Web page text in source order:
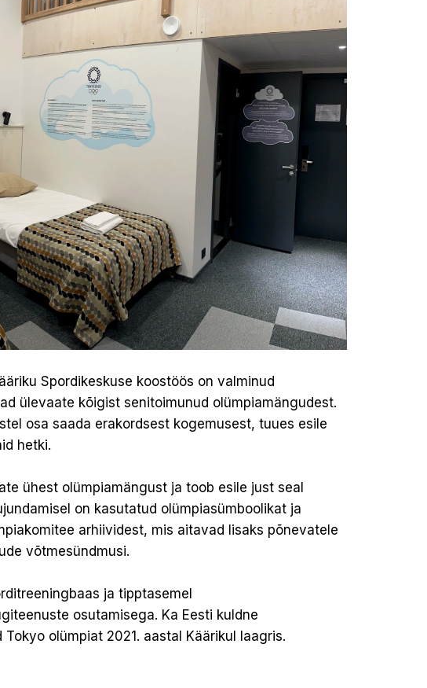
Spordikeskuse koostöös on valminud
ülevaate kõigist senitoimunud olümpiamängudest.
osa saada erakordsest kogemusest, tuues esile
hetki.
ühest olümpiamängust ja toob esile just seal
on kasutatud olümpiasümboolikat ja
arhiividest, mis aitavad lisaks põnevatele
võtmesündmusi.
ja tipptasemel
osutamisega. Ka Eesti kuldne
olümpiat 2021. aastal Käärikul laagris.